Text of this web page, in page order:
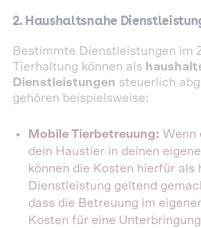
2. Haushaltsnahe
Bestimmte Dienstleistungen im
Tierhaltung können als
Dienstleistungen steuerlich
gehören beispielsweise:
Mobile Tierbetreuung: Wenn
dein Haustier in deinen
können die Kosten hierfür als
Dienstleistung geltend
dass die Betreuung im
Kosten für eine